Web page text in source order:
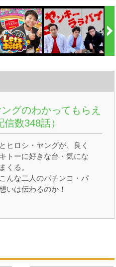
グのわかってもらえ
数348話）
ヒロシ・ヤングが、良く
トーに好きな台・気にな
くる。
んな二人のパチンコ・パ
いは伝わるのか！